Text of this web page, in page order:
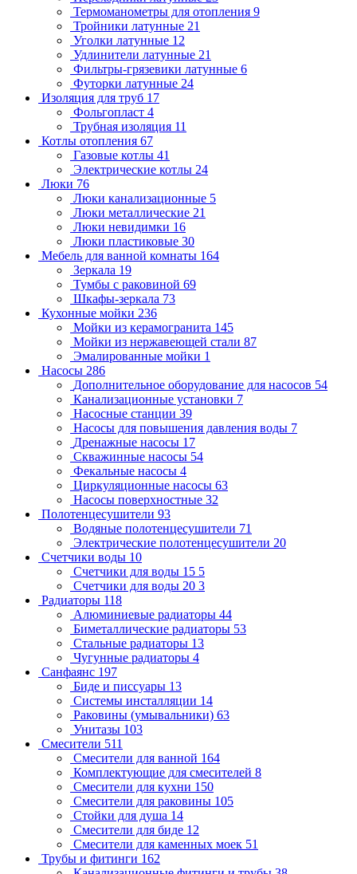
Термоманометры для отопления 9
Тройники латунные 21
Уголки латунные 12
Удлинители латунные 21
Фильтры-грязевики латунные 6
Футорки латунные 24
Изоляция для труб 17
Фольгопласт 4
Трубная изоляция 11
Котлы отопления 67
Газовые котлы 41
Электрические котлы 24
Люки 76
Люки канализационные 5
Люки металлические 21
Люки невидимки 16
Люки пластиковые 30
Мебель для ванной комнаты 164
Зеркала 19
Тумбы с раковиной 69
Шкафы-зеркала 73
Кухонные мойки 236
Мойки из керамогранита 145
Мойки из нержавеющей стали 87
Эмалированные мойки 1
Насосы 286
Дополнительное оборудование для насосов 54
Канализационные установки 7
Насосные станции 39
Насосы для повышения давления воды 7
Дренажные насосы 17
Скважинные насосы 54
Фекальные насосы 4
Циркуляционные насосы 63
Насосы поверхностные 32
Полотенцесушители 93
Водяные полотенцесушители 71
Электрические полотенцесушители 20
Счетчики воды 10
Счетчики для воды 15 5
Счетчики для воды 20 3
Радиаторы 118
Алюминиевые радиаторы 44
Биметаллические радиаторы 53
Стальные радиаторы 13
Чугунные радиаторы 4
Санфаянс 197
Биде и писсуары 13
Системы инсталляции 14
Раковины (умывальники) 63
Унитазы 103
Смесители 511
Смесители для ванной 164
Комплектующие для смесителей 8
Смесители для кухни 150
Смесители для раковины 105
Стойки для душа 14
Смесители для биде 12
Смесители для каменных моек 51
Трубы и фитинги 162